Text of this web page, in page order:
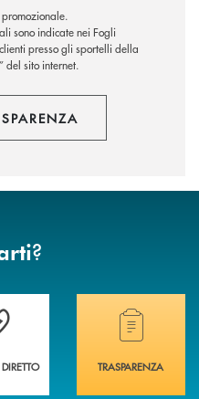
sono indicate nei Fogli
presso gli sportelli della
del sito internet.
?
BANCA
di assistenza immediata?
Hai bisogno di
TRASPARENZA